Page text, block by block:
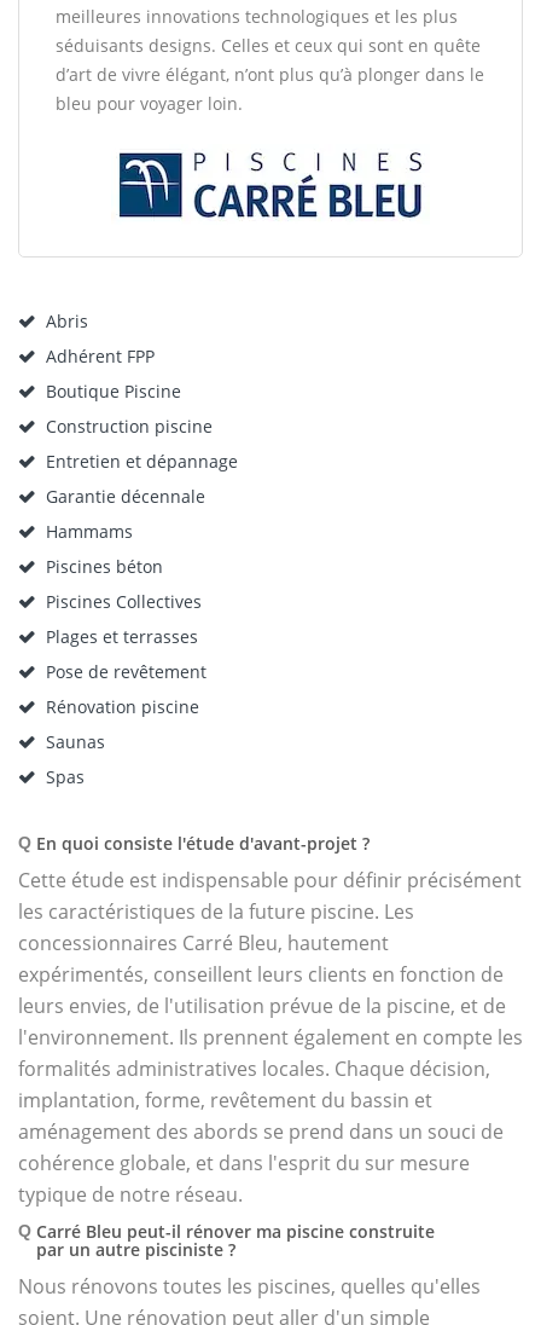
meilleures innovations technologiques et les plus
séduisants designs. Celles et ceux qui sont en quête
d’art de vivre élégant, n’ont plus qu’à plonger dans le
bleu pour voyager loin.
Abris
Adhérent FPP
Boutique Piscine
Construction piscine
Entretien et dépannage
Garantie décennale
Hammams
Piscines béton
Piscines Collectives
Plages et terrasses
Pose de revêtement
Rénovation piscine
Saunas
Spas
Q En quoi consiste l'étude d'avant-projet ?
Cette étude est indispensable pour définir précisément
les caractéristiques de la future piscine. Les
concessionnaires Carré Bleu, hautement
expérimentés, conseillent leurs clients en fonction de
leurs envies, de l'utilisation prévue de la piscine, et de
l'environnement. Ils prennent également en compte les
formalités administratives locales. Chaque décision,
implantation, forme, revêtement du bassin et
aménagement des abords se prend dans un souci de
cohérence globale, et dans l'esprit du sur mesure
typique de notre réseau.
Q Carré Bleu peut-il rénover ma piscine construite
par un autre pisciniste ?
Nous rénovons toutes les piscines, quelles qu'elles
soient. Une rénovation peut aller d'un simple